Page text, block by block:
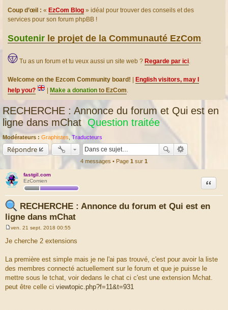
Coup d’œil : « EzCom Blog » idéal pour trouver des conseils et des
services pour son forum phpBB !
Soutenir le projet de la Communauté EzCom.
Tu as un forum et tu veux aussi un site web ? Regarde par ici.
Welcome on the Ezcom Community board!
English visitors, may I
help you?
Make a donation to EzCom.
RECHERCHE : Annonce du forum et Qui est en
ligne dans mChat Question traitée
Modérateurs : Graphistes Traducteurs
Répondre
4 messages • Page 1 sur 1
fastgil.com
EzComien
RECHERCHE : Annonce du forum et Qui est en
ligne dans mChat
Citation
s
g
e
ven. 21 sept. 2018 00:55
Je cherche 2 extensions
La première est simple mais je ne l'ai pas trouvé, c'est pour avoir la liste
des membres connecté actuellement sur le forum et que je puisse le
mettre sous le tchat, voir dedans le chat ci c'est une extension Mchat.
peut être celle ci viewtopic.php?f=11&t=931